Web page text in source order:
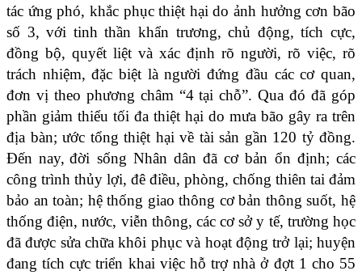
tác ứng phó, khắc phục thiệt hại do ảnh hưởng cơn bão
số 3, với tinh thần khẩn trương, chủ động, tích cực,
đồng bộ, quyết liệt và xác định rõ người, rõ việc, rõ
trách nhiệm, đặc biệt là người đứng đầu các cơ quan,
đơn vị theo phương châm “4 tại chỗ”. Qua đó đã góp
phần giảm thiểu tối đa thiệt hại do mưa bão gây ra trên
địa bàn; ước tổng thiệt hại về tài sản gần 120 tỷ đồng.
Đến nay, đời sống Nhân dân đã cơ bản ổn định; các
công trình thủy lợi, đê điều, phòng, chống thiên tai đảm
bảo an toàn; hệ thống giao thông cơ bản thông suốt, hệ
thống điện, nước, viễn thông, các cơ sở y tế, trường học
đã được sửa chữa khôi phục và hoạt động trở lại; huyện
đang tích cực triển khai việc hỗ trợ nhà ở đợt 1 cho 55